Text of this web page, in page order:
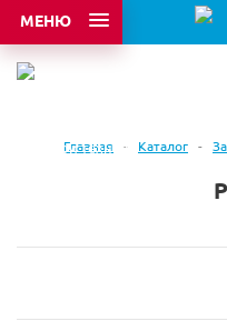
МЕНЮ
Главная - Каталог -